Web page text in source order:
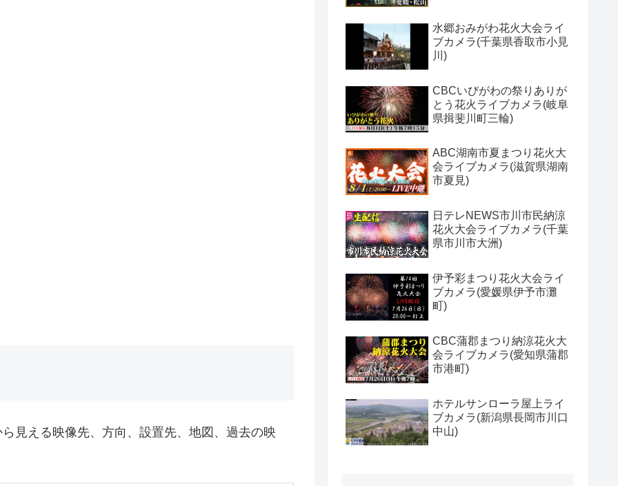
見える映像先、方向、設置先、地図、過去の映
水郷おみがわ花火大会ライ
ブカメラ(千葉県香取市小見
川)
CBCいびがわの祭りありが
とう花火ライブカメラ(岐阜
県揖斐川町三輪)
ABC湖南市夏まつり花火大
会ライブカメラ(滋賀県湖南
市夏見)
日テレNEWS市川市民納涼
花火大会ライブカメラ(千葉
県市川市大洲)
伊予彩まつり花火大会ライ
ブカメラ(愛媛県伊予市灘
町)
CBC蒲郡まつり納涼花火大
会ライブカメラ(愛知県蒲郡
市港町)
ホテルサンローラ屋上ライ
ブカメラ(新潟県長岡市川口
中山)